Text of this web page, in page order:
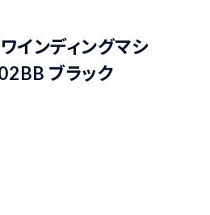
インディングマシ
ブラック